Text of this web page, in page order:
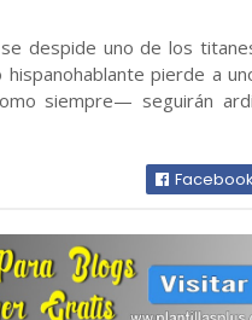
despide uno de los
pierde a
siempre— seguirán
Facebook